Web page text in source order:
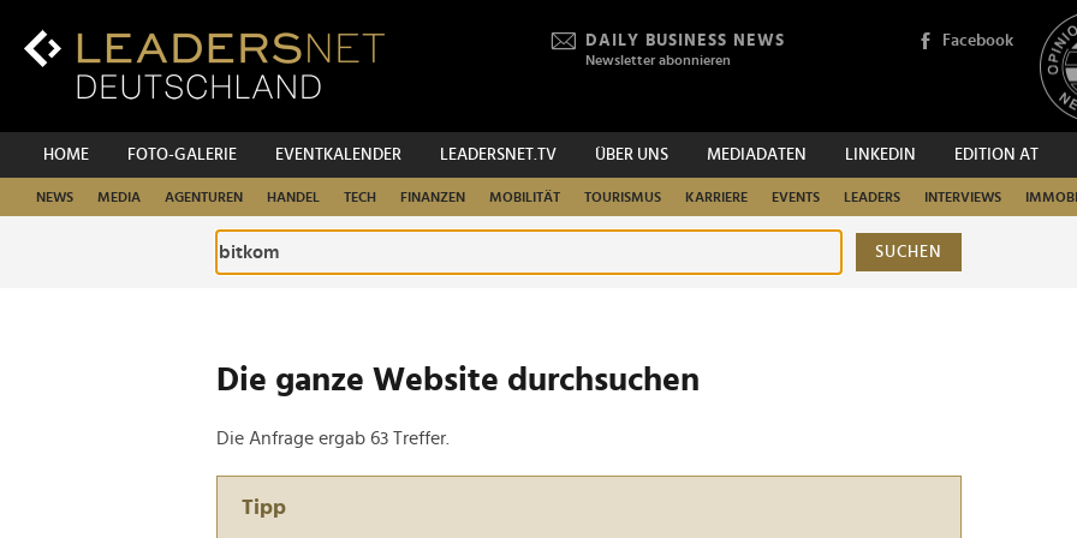
Inhalt
DAILY BUSINESS NEWS
Newsletter abonnieren
Facebook
HOME FOTO-GALERIE EVENTKALENDER LEADERSNET.TV ÜBER UNS MEDIADATEN LINKEDIN EDITION AT
NEWS MEDIA AGENTUREN HANDEL TECH FINANZEN MOBILITÄT TOURISMUS KARRIERE EVENTS LEADERS INTERVIEWS
SUCHEN
Die ganze Website durchsuchen
Die Anfrage ergab 63 Treffer.
Tipp